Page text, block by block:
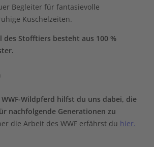
Begleiter für fantasievolle
Kuschelzeiten.
des Stofftiers besteht aus 100 %
Wildpferd hilfst du uns dabei, die
nachfolgende Generationen zu
die Arbeit des WWF erfährst du hier.